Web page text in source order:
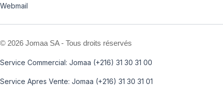
Webmail
© 2026 Jomaa SA - Tous droits réservés
Service Commercial: Jomaa (+216) 31 30 31 00
Service Apres Vente: Jomaa (+216) 31 30 31 01